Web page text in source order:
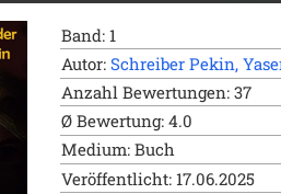
Band: 1
Autor:Schreiber Pekin,
Anzahl Bewertungen: 37
Ø Bewertung: 4.0
Medium: Buch
Veröffentlicht: 17.06.2025